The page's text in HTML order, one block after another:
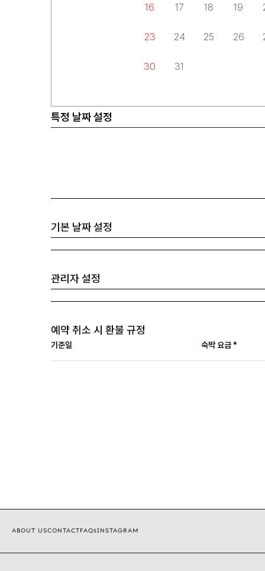
16 17 18 19
23 24 25 26
30 31
특정 날짜 설정
기본 날짜 설정
관리자 설정
예약 취소 시 환불 규정
기준일 숙박 요금 *
ABOUT USCONTACT FAQsINSTAGRAM